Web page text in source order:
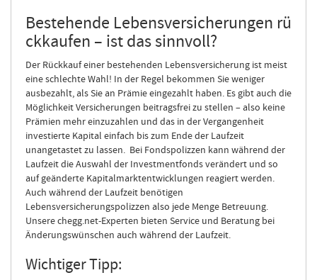
Bestehende Lebensversicherungen rü
ckkaufen – ist das sinnvoll?
Der Rückkauf einer bestehenden Lebensversicherung ist meist
eine schlechte Wahl! In der Regel bekommen Sie weniger
ausbezahlt, als Sie an Prämie eingezahlt haben. Es gibt auch die
Möglichkeit Versicherungen beitragsfrei zu stellen – also keine
Prämien mehr einzuzahlen und das in der Vergangenheit
investierte Kapital einfach bis zum Ende der Laufzeit
unangetastet zu lassen. Bei Fondspolizzen kann während der
Laufzeit die Auswahl der Investmentfonds verändert und so
auf geänderte Kapitalmarktentwicklungen reagiert werden.
Auch während der Laufzeit benötigen
Lebensversicherungspolizzen also jede Menge Betreuung.
Unsere chegg.net-Experten bieten Service und Beratung bei
Änderungswünschen auch während der Laufzeit.
Wichtiger Tipp: